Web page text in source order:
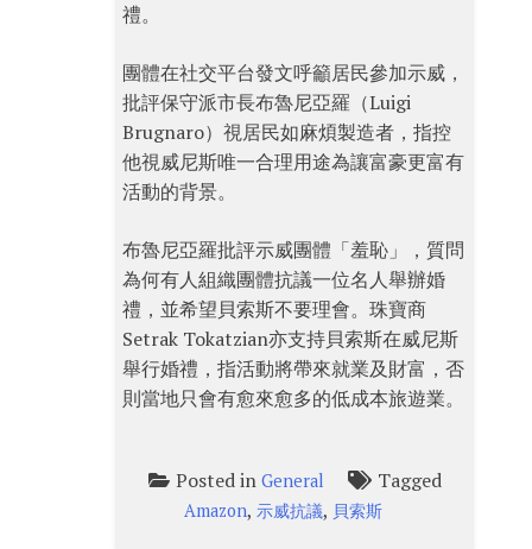
禮。
團體在社交平台發文呼籲居民參加示威，
批評保守派市長布魯尼亞羅（Luigi
Brugnaro）視居民如麻煩製造者，指控
他視威尼斯唯一合理用途為讓富豪更富有
活動的背景。
布魯尼亞羅批評示威團體「羞恥」，質問
為何有人組織團體抗議一位名人舉辦婚
禮，並希望貝索斯不要理會。珠寶商
Setrak Tokatzian亦支持貝索斯在威尼斯
舉行婚禮，指活動將帶來就業及財富，否
則當地只會有愈來愈多的低成本旅遊業。
Posted in General Tagged
Amazon, 示威抗議, 貝索斯